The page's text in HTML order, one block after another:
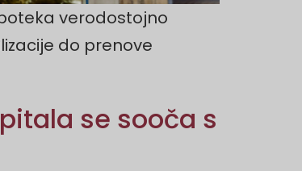
verodostojno
do prenove
se sooča s